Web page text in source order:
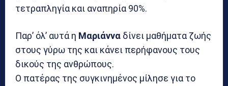
τετραπληγία και αναπηρία 90%.
Παρ’ όλ’ αυτά η Μαριάννα δίνει μαθήματα ζωής
στους γύρω της και κάνει περήφανους τους
δικούς της ανθρώπους.
Ο πατέρας της συγκινημένος μίλησε για το